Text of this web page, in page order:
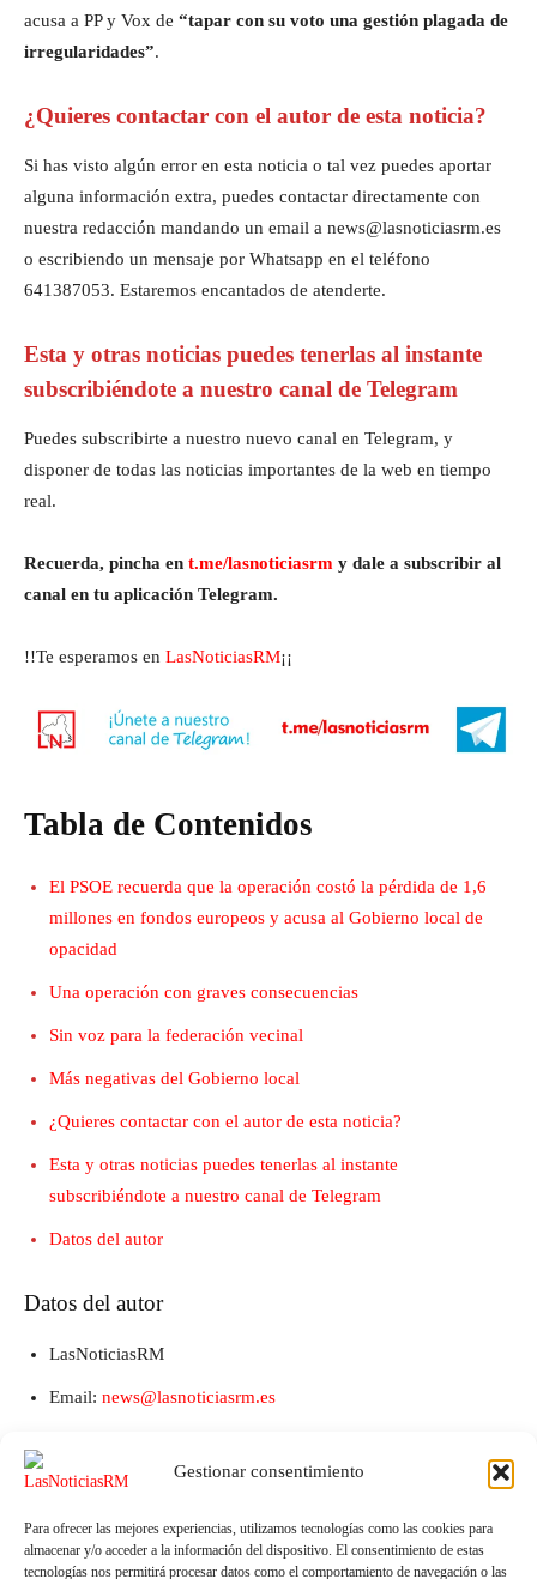
Gestionar consentimiento
Para ofrecer las mejores experiencias, utilizamos tecnologías como las cookies para
almacenar y/o acceder a la información del dispositivo. El consentimiento de estas
tecnologías nos permitirá procesar datos como el comportamiento de navegación o las
acusa a PP y Vox de “tapar con su voto una gestión plagada de
irregularidades”.
¿Quieres contactar con el autor de esta noticia?
Si has visto algún error en esta noticia o tal vez puedes aportar
alguna información extra, puedes contactar directamente con
nuestra redacción mandando un email a news@lasnoticiasrm.es
o escribiendo un mensaje por Whatsapp en el teléfono
641387053. Estaremos encantados de atenderte.
Esta y otras noticias puedes tenerlas al instante
subscribiéndote a nuestro canal de Telegram
Puedes subscribirte a nuestro nuevo canal en Telegram, y
disponer de todas las noticias importantes de la web en tiempo
real.
Recuerda, pincha en t.me/lasnoticiasrm y dale a subscribir al
canal en tu aplicación Telegram.
!!Te esperamos en LasNoticiasRM¡¡
Tabla de Contenidos
El PSOE recuerda que la operación costó la pérdida de 1,6
millones en fondos europeos y acusa al Gobierno local de
opacidad
Una operación con graves consecuencias
Sin voz para la federación vecinal
Más negativas del Gobierno local
¿Quieres contactar con el autor de esta noticia?
Esta y otras noticias puedes tenerlas al instante
subscribiéndote a nuestro canal de Telegram
Datos del autor
Datos del autor
LasNoticiasRM
Email: news@lasnoticiasrm.es